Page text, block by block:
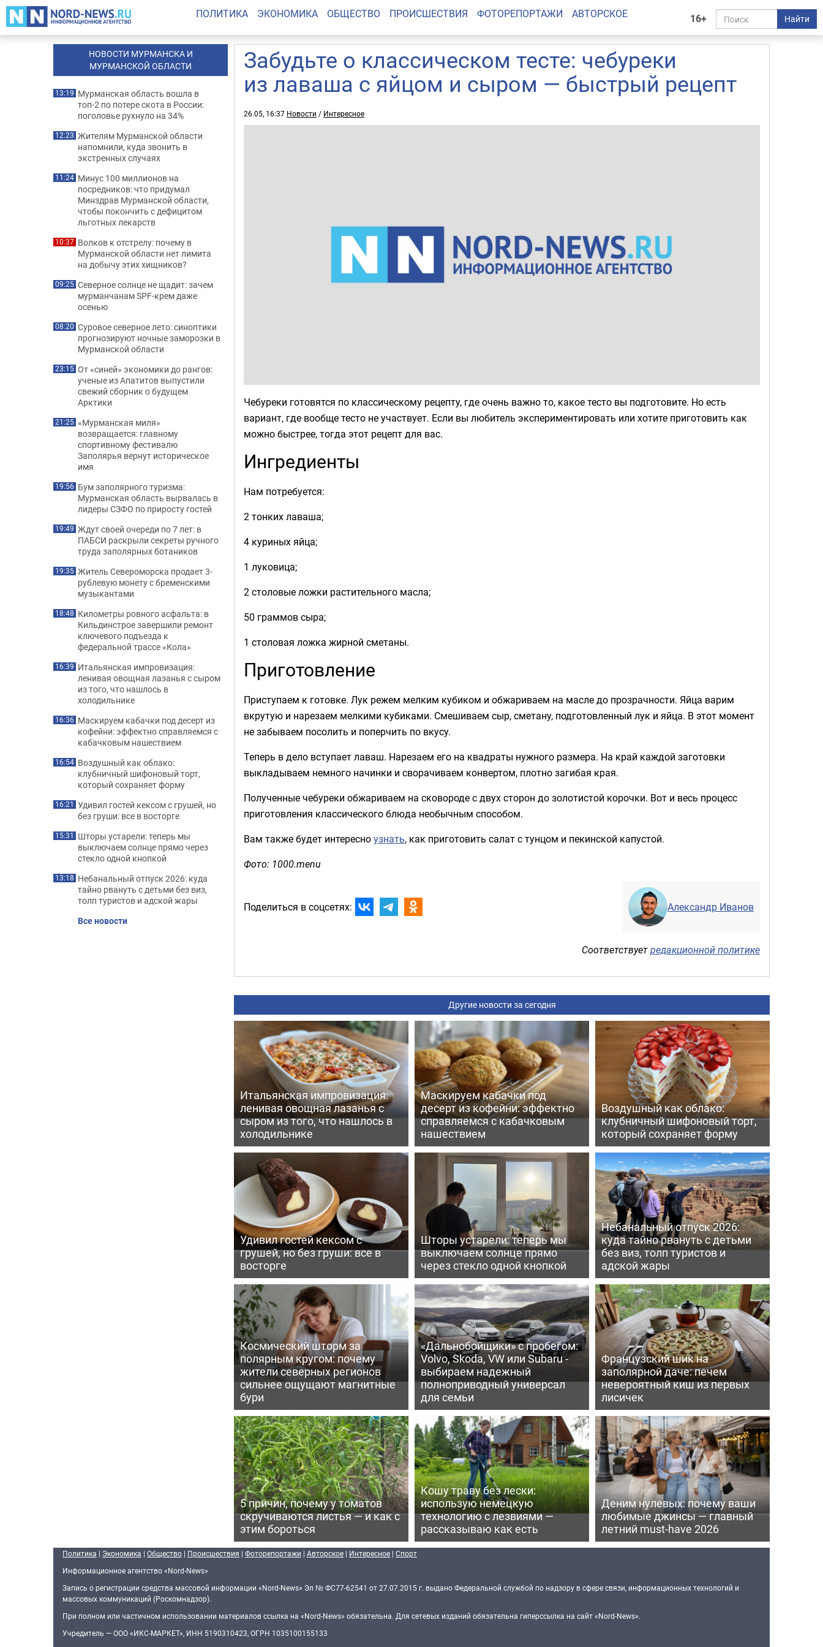
16+ Найти
ПОЛИТИКА ЭКОНОМИКА ОБЩЕСТВО ПРОИСШЕСТВИЯ ФОТОРЕПОРТАЖИ АВТОРСКОЕ
Забудьте о классическом тесте: чебуреки
из лаваша с яйцом и сыром — быстрый рецепт
26.05, 16:37 Новости / Интересное
Чебуреки готовятся по классическому рецепту, где очень важно то, какое тесто вы подготовите. Но есть
вариант, где вообще тесто не участвует. Если вы любитель экспериментировать или хотите приготовить как
можно быстрее, тогда этот рецепт для вас.
Ингредиенты
Нам потребуется:
2 тонких лаваша;
4 куриных яйца;
1 луковица;
2 столовые ложки растительного масла;
50 граммов сыра;
1 столовая ложка жирной сметаны.
Приготовление
Приступаем к готовке. Лук режем мелким кубиком и обжариваем на масле до прозрачности. Яйца варим
вкрутую и нарезаем мелкими кубиками. Смешиваем сыр, сметану, подготовленный лук и яйца. В этот момент
не забываем посолить и поперчить по вкусу.
Теперь в дело вступает лаваш. Нарезаем его на квадраты нужного размера. На край каждой заготовки
выкладываем немного начинки и сворачиваем конвертом, плотно загибая края.
Полученные чебуреки обжариваем на сковороде с двух сторон до золотистой корочки. Вот и весь процесс
приготовления классического блюда необычным способом.
Вам также будет интересноузнать, как приготовить салат с тунцом и пекинской капустой.
Фото: 1000.menu
Поделиться в соцсетях: Александр Иванов
Соответствуетредакционной политике
Другие новости за сегодня
Итальянская импровизация:
ленивая овощная лазанья с
сыром из того, что нашлось в
холодильнике
Маскируем кабачки под
десерт из кофейни: эффектно
справляемся с кабачковым
нашествием
Воздушный как облако:
клубничный шифоновый торт,
который сохраняет форму
Удивил гостей кексом с
грушей, но без груши: все в
восторге
Шторы устарели: теперь мы
выключаем солнце прямо
через стекло одной кнопкой
Небанальный отпуск 2026:
куда тайно рвануть с детьми
без виз, толп туристов и
адской жары
Космический шторм за
полярным кругом: почему
жители северных регионов
сильнее ощущают магнитные
бури
«Дальнобойщики» с пробегом:
Volvo, Skoda, VW или Subaru -
выбираем надежный
полноприводный универсал
для семьи
Французский шик на
заполярной даче: печем
невероятный киш из первых
лисичек
5 причин, почему у томатов
скручиваются листья — и как с
этим бороться
Кошу траву без лески:
использую немецкую
технологию с лезвиями —
рассказываю как есть
Деним нулевых: почему ваши
любимые джинсы — главный
летний must-have 2026
НОВОСТИ МУРМАНСКА И
МУРМАНСКОЙ ОБЛАСТИ
13:19 Мурманская область вошла в
топ-2 по потере скота в России:
поголовье рухнуло на 34%
12:23 Жителям Мурманской области
напомнили, куда звонить в
экстренных случаях
11:24 Минус 100 миллионов на
посредников: что придумал
Минздрав Мурманской области,
чтобы покончить с дефицитом
льготных лекарств
10:37 Волков к отстрелу: почему в
Мурманской области нет лимита
на добычу этих хищников?
09:25 Северное солнце не щадит: зачем
мурманчанам SPF-крем даже
осенью
08:20 Суровое северное лето: синоптики
прогнозируют ночные заморозки в
Мурманской области
23:15 От «синей» экономики до рангов:
ученые из Апатитов выпустили
свежий сборник о будущем
Арктики
21:25 «Мурманская миля»
возвращается: главному
спортивному фестивалю
Заполярья вернут историческое
имя
19:56 Бум заполярного туризма:
Мурманская область вырвалась в
лидеры СЗФО по приросту гостей
19:49 Ждут своей очереди по 7 лет: в
ПАБСИ раскрыли секреты ручного
труда заполярных ботаников
19:35 Житель Североморска продает 3-
рублевую монету с бременскими
музыкантами
18:48 Километры ровного асфальта: в
Кильдинстрое завершили ремонт
ключевого подъезда к
федеральной трассе «Кола»
16:39 Итальянская импровизация:
ленивая овощная лазанья с сыром
из того, что нашлось в
холодильнике
16:36 Маскируем кабачки под десерт из
кофейни: эффектно справляемся с
кабачковым нашествием
16:54 Воздушный как облако:
клубничный шифоновый торт,
который сохраняет форму
16:21 Удивил гостей кексом с грушей, но
без груши: все в восторге
15:31 Шторы устарели: теперь мы
выключаем солнце прямо через
стекло одной кнопкой
13:18 Небанальный отпуск 2026: куда
тайно рвануть с детьми без виз,
толп туристов и адской жары
Все новости
Политика | Экономика | Общество | Происшествия | Фоторепортажи | Авторское | Интересное | Спорт
Информационное агентство «Nord-News»
Запись о регистрации средства массовой информации «Nord-News» Эл № ФС77-62541 от 27.07.2015 г. выдано Федеральной службой по надзору в сфере связи, информационных технологий и
массовых коммуникаций (Роскомнадзор).
При полном или частичном использовании материалов ссылка на «Nord-News» обязательна. Для сетевых изданий обязательна гиперссылка на сайт «Nord-News».
Учредитель — ООО «ИКС-МАРКЕТ», ИНН 5190310423, ОГРН 1035100155133